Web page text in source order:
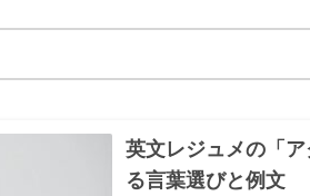
英文レジュメの「
る言葉選びと例文